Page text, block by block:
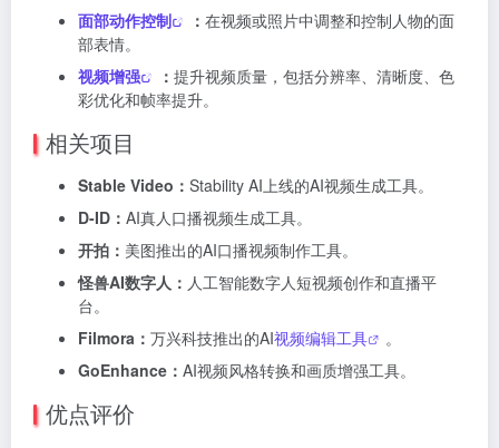
面部动作控制
： 在视频或照片中调整和控制人物的面
部表情。
视频增强
： 提升视频质量，包括分辨率、清晰度、色
彩优化和帧率提升。
相关项目
Stable Video： Stability AI上线的AI视频生成工具。
D-ID： AI真人口播视频生成工具。
开拍： 美图推出的AI口播视频制作工具。
怪兽AI数字人： 人工智能数字人短视频创作和直播平
台。
Filmora： 万兴科技推出的AI视频编辑工具
。
GoEnhance： AI视频风格转换和画质增强工具。
优点评价